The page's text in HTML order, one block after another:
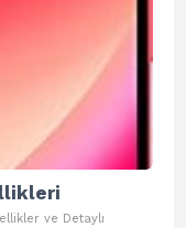
ve Detaylı